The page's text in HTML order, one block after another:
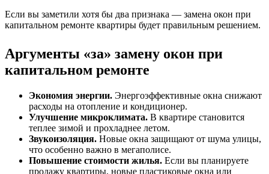
Если вы заметили хотя бы два признака — замена окон при
капитальном ремонте квартиры будет правильным решением.
Аргументы «за» замену окон при
капитальном ремонте
Экономия энергии. Энергоэффективные окна снижают
расходы на отопление и кондиционер.
Улучшение микроклимата. В квартире становится
теплее зимой и прохладнее летом.
Звукоизоляция. Новые окна защищают от шума улицы,
что особенно важно в мегаполисе.
Повышение стоимости жилья. Если вы планируете
продажу квартиры, новые пластиковые окна или